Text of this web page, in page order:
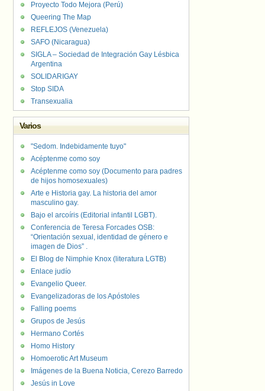
Proyecto Todo Mejora (Perú)
Queering The Map
REFLEJOS (Venezuela)
SAFO (Nicaragua)
SIGLA – Sociedad de Integración Gay Lésbica
Argentina
SOLIDARIGAY
Stop SIDA
Transexualia
Varios
"Sedom. Indebidamente tuyo"
Acéptenme como soy
Acéptenme como soy (Documento para padres
de hijos homosexuales)
Arte e Historia gay. La historia del amor
masculino gay.
Bajo el arcoíris (Editorial infantil LGBT).
Conferencia de Teresa Forcades OSB:
“Orientación sexual, identidad de género e
imagen de Dios” .
El Blog de Nimphie Knox (literatura LGTB)
Enlace judío
Evangelio Queer.
Evangelizadoras de los Apóstoles
Falling poems
Grupos de Jesús
Hermano Cortés
Homo History
Homoerotic Art Museum
Imágenes de la Buena Noticia, Cerezo Barredo
Jesús in Love